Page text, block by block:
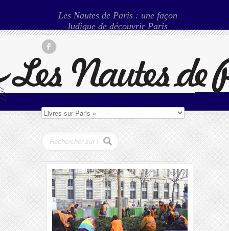
Les Nautes de Paris : une façon
ludique de découvrir Paris